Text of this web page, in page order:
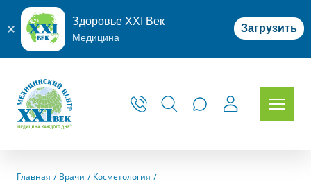
Здоровье XXI Век
Медицина
Загрузить
Главная Врачи Косметология